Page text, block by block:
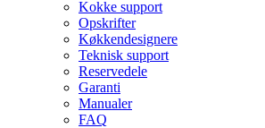
Kokke support
Opskrifter
Køkkendesignere
Teknisk support
Reservedele
Garanti
Manualer
FAQ